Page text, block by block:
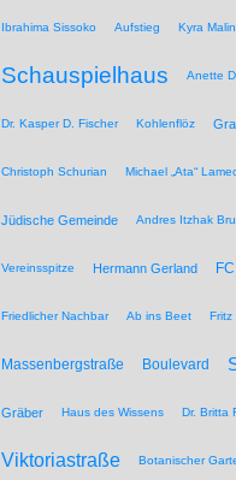
Ibrahima Sissoko Aufstieg Kyra
Schauspielhaus Anette
Dr. Kasper D. Fischer Kohlenflöz
Christoph Schurian Michael „Ata“
Jüdische Gemeinde Andres Itzhak
Vereinsspitze Hermann Gerland
Friedlicher Nachbar Ab ins Beet Fritz
Massenbergstraße Boulevard
Gräber Haus des Wissens Dr. Britta
Viktoriastraße Botanischer